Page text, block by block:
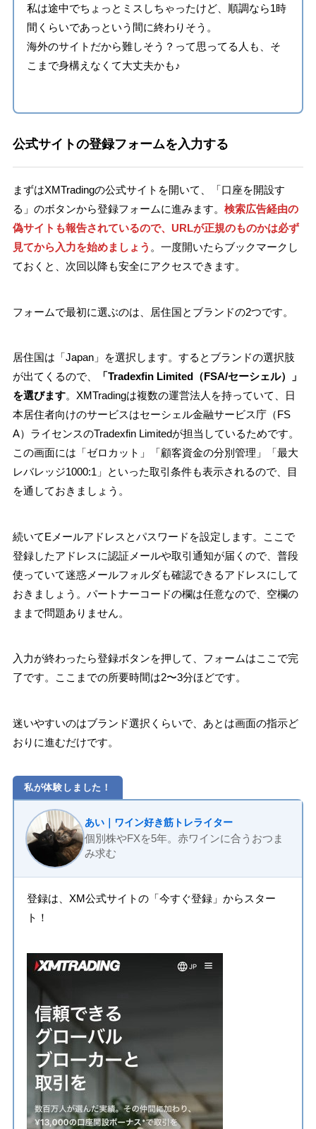
私は途中でちょっとミスしちゃったけど、順調なら1時
間くらいであっという間に終わりそう。
海外のサイトだから難しそう？って思ってる人も、そ
こまで身構えなくて大丈夫かも♪
公式サイトの登録フォームを入力する
まずはXMTradingの公式サイトを開いて、「口座を開設す
る」のボタンから登録フォームに進みます。 検索広告経由の
偽サイトも報告されているので、URLが正規のものかは必ず
見てから入力を始めましょう 。一度開いたらブックマークし
ておくと、次回以降も安全にアクセスできます。
フォームで最初に選ぶのは、居住国とブランドの2つです。
居住国は「Japan」を選択します。するとブランドの選択肢
が出てくるので、
「Tradexfin Limited（FSA/セーシェル）」
を選びます。XMTradingは複数の運営法人を持っていて、日
本居住者向けのサービスはセーシェル金融サービス庁（FS
A）ライセンスのTradexfin Limitedが担当しているためです。
この画面には「ゼロカット」「顧客資金の分別管理」「最大
レバレッジ1000:1」といった取引条件も表示されるので、目
を通しておきましょう。
続いてEメールアドレスとパスワードを設定します。ここで
登録したアドレスに認証メールや取引通知が届くので、普段
使っていて迷惑メールフォルダも確認できるアドレスにして
おきましょう。パートナーコードの欄は任意なので、空欄の
ままで問題ありません。
入力が終わったら登録ボタンを押して、フォームはここで完
了です。ここまでの所要時間は2〜3分ほどです。
迷いやすいのはブランド選択くらいで、あとは画面の指示ど
おりに進むだけです。
私が体験しました！
あい｜ワイン好き筋トレライター
個別株やFXを5年。赤ワインに合うおつま
み求む
登録は、XM公式サイトの「今すぐ登録」からスター
ト！